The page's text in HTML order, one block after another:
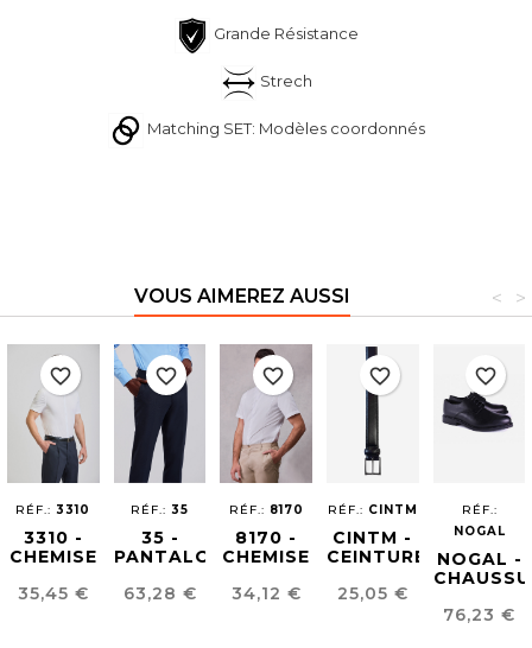
Grande Résistance
Strech
Matching SET: Modèles coordonnés
VOUS AIMEREZ AUSSI >
<
RÉF.: 3310
3310 -
CHEMISE
HOMME
Prix
35,45 €
favorite_border
RÉF.: 35
35 -
PANTALON
LAINE
Prix
63,28 €
favorite_border
RÉF.: 8170
8170 -
CHEMISE
HOMME
Prix
34,12 €
favorite_border
RÉF.: CINTM
CINTM -
CEINTURE
EN CUIR
Prix
25,05 €
favorite_border
RÉF.:
NOGAL
NOGAL -
HOMME
Prix
76,23 €
favorite_border